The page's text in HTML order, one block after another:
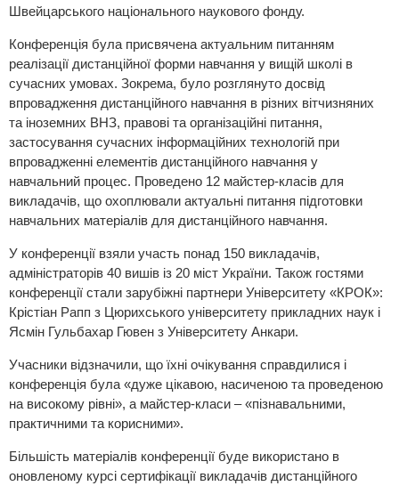
Швейцарського національного наукового фонду.
Конференція була присвячена актуальним питанням
реалізації дистанційної форми навчання у вищій школі в
сучасних умовах. Зокрема, було розглянуто досвід
впровадження дистанційного навчання в різних вітчизняних
та іноземних ВНЗ, правові та організаційні питання,
застосування сучасних інформаційних технологій при
впровадженні елементів дистанційного навчання у
навчальний процес. Проведено 12 майстер-класів для
викладачів, що охоплювали актуальні питання підготовки
навчальних матеріалів для дистанційного навчання.
У конференції взяли участь понад 150 викладачів,
адміністраторів 40 вишів із 20 міст України. Також гостями
конференції стали зарубіжні партнери Університету «КРОК»:
Крістіан Рапп з Цюрихського університету прикладних наук і
Ясмін Гульбахар Гювен з Університету Анкари.
Учасники відзначили, що їхні очікування справдилися і
конференція була «дуже цікавою, насиченою та проведеною
на високому рівні», а майстер-класи – «пізнавальними,
практичними та корисними».
Більшість матеріалів конференції буде використано в
оновленому курсі сертифікації викладачів дистанційного